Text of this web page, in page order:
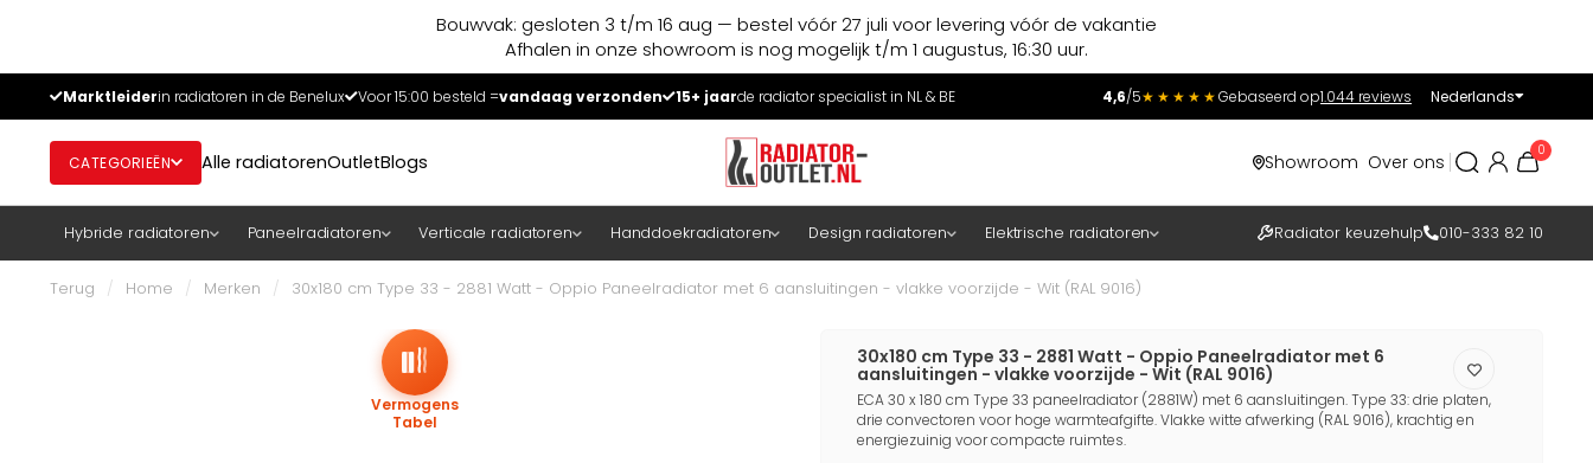
Bouwvak: gesloten 3 t/m 16 aug — bestel vóór 27 juli voor levering vóór de vakantie
Afhalen in onze showroom is nog mogelijk t/m 1 augustus, 16:30 uur.
Marktleiderin radiatoren in de Benelux Voor 15:00 besteld =vandaag verzonden 15+ jaarde radiator specialist in NL & BE 4,6/5★★★★★Gebaseerd op1.044 reviews Nederlands
CATEGORIEËN Alle radiatorenOutletBlogs Showroom Over ons
0
Hybride radiatoren Paneelradiatoren Verticale radiatoren Handdoekradiatoren Design radiatoren Elektrische radiatoren Radiator keuzehulp 010-333 82 10
Terug / Home / Merken / 30x180 cm Type 33 - 2881 Watt - Oppio Paneelradiator met 6 aansluitingen - vlakke voorzijde - Wit (RAL 9016)
Vermogens
Tabel
30x180 cm Type 33 - 2881 Watt - Oppio Paneelradiator met 6
aansluitingen - vlakke voorzijde - Wit (RAL 9016)
ECA 30 x 180 cm Type 33 paneelradiator (2881W) met 6 aansluitingen. Type 33: drie platen,
drie convectoren voor hoge warmteafgifte. Vlakke witte afwerking (RAL 9016), krachtig en
energiezuinig voor compacte ruimtes.